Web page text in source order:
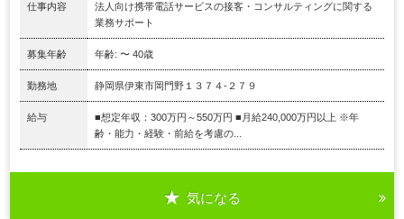
仕事内容
法人向け携帯電話サービスの接客・コンサルティングに関する
業務サポート
募集年齢 年齢: 〜 40歳
勤務地 静岡県伊東市岡門野１３７４‐２７９
給与
■想定年収：300万円～550万円 ■月給240,000万円以上 ※年
齢・能力・経験・前給を考慮の...
気になる